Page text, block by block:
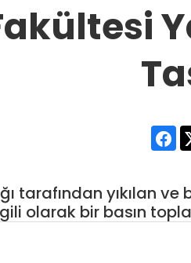
tarafından yıkılan
olarak bir basın